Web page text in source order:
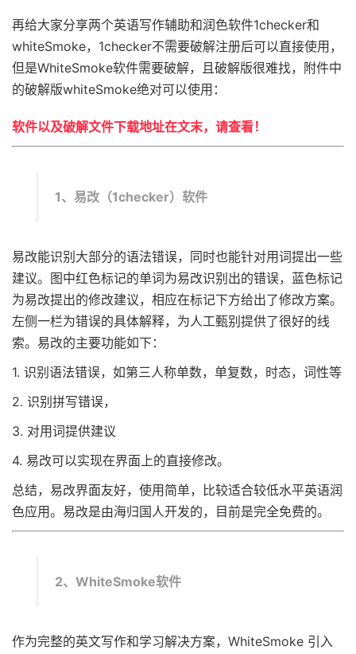
再给大家分享两个英语写作辅助和润色软件1checker和
whiteSmoke，1checker不需要破解注册后可以直接使用，
但是WhiteSmoke软件需要破解，且破解版很难找，附件中
的破解版whiteSmoke绝对可以使用：
软件以及破解文件下载地址在文末，请查看！
1、易改（1checker）软件
易改能识别大部分的语法错误，同时也能针对用词提出一些
建议。图中红色标记的单词为易改识别出的错误，蓝色标记
为易改提出的修改建议，相应在标记下方给出了修改方案。
左侧一栏为错误的具体解释，为人工甄别提供了很好的线
索。易改的主要功能如下：
1. 识别语法错误，如第三人称单数，单复数，时态，词性等
2. 识别拼写错误，
3. 对用词提供建议
4. 易改可以实现在界面上的直接修改。
总结，易改界面友好，使用简单，比较适合较低水平英语润
色应用。易改是由海归国人开发的，目前是完全免费的。
2、WhiteSmoke软件
作为完整的英文写作和学习解决方案，WhiteSmoke 引入